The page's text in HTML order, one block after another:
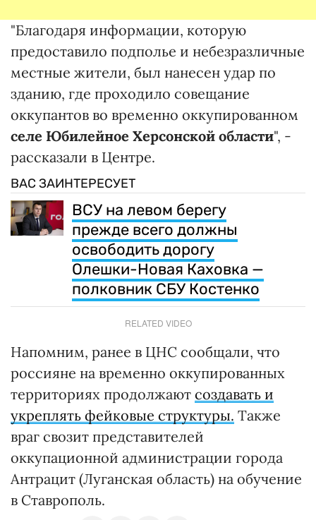
"Благодаря информации, которую
предоставило подполье и небезразличные
местные жители, был нанесен удар по
зданию, где проходило совещание
оккупантов во временно оккупированном
селе Юбилейное Херсонской области", -
рассказали в Центре.
ВАС ЗАИНТЕРЕСУЕТ
ВСУ на левом берегу
прежде всего должны
освободить дорогу
Олешки-Новая Каховка —
полковник СБУ Костенко
RELATED VIDEO
Напомним, ранее в ЦНС сообщали, что
россияне на временно оккупированных
территориях продолжают создавать и
укреплять фейковые структуры. Также
враг свозит представителей
оккупационной администрации города
Антрацит (Луганская область) на обучение
в Ставрополь.